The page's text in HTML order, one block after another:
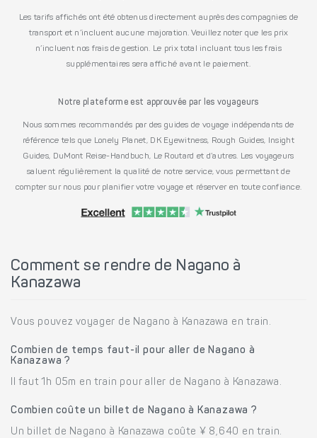
Les tarifs affichés ont été obtenus directement auprès des compagnies de
transport et n’incluent aucune majoration. Veuillez noter que les prix
n’incluent nos frais de gestion. Le prix total incluant tous les frais
supplémentaires sera affiché avant le paiement.
Notre plateforme est approuvée par les voyageurs
Nous sommes recommandés par des guides de voyage indépendants de
référence tels que Lonely Planet, DK Eyewitness, Rough Guides, Insight
Guides, DuMont Reise-Handbuch, Le Routard et d’autres. Les voyageurs
saluent régulièrement la qualité de notre service, vous permettant de
compter sur nous pour planifier votre voyage et réserver en toute confiance.
Comment se rendre de Nagano à
Kanazawa
Vous pouvez voyager de Nagano à Kanazawa en train.
Combien de temps faut-il pour aller de Nagano à
Kanazawa ?
Il faut 1h 05m en train pour aller de Nagano à Kanazawa.
Combien coûte un billet de Nagano à Kanazawa ?
Un billet de Nagano à Kanazawa coûte ¥ 8,640 en train.